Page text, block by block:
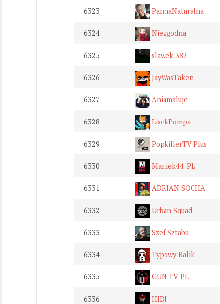
6323 PannaNaturalna
6324 Niezgodna
6325 slawek 382
6326 JayWasTaken
6327 Aniamaluje
6328 LisekPompa
6329 PopkillerTV Plus
6330 Maniek44_PL
6331 ADRIAN SOCHA
6332 Urban Squad
6333 Szef Sztabu
6334 Typowy Balik
6335 GUN TV PL
6336 HIDI